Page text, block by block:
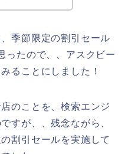
季節限定の割引セール
ったので、、アスクビー
ることにしました！
のことを、検索エンジ
すが、、残念ながら、
割引セールを実施して